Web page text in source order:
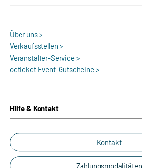
Über uns >
Verkaufsstellen >
Veranstalter-Service >
oeticket Event-Gutscheine >
Hilfe & Kontakt
Kontakt
Zahlungsmodalitäten